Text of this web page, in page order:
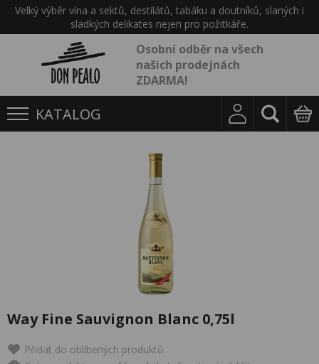
Velký výběr vína a sektů, destilátů, tabáku a doutníků, slaných i
sladkých delikates nejen pro požitkáře.
Osobní odběr na všech
našich prodejnách
ZDARMA!
KATALOG
Way Fine Sauvignon Blanc 0,75l
Přidat do oblíbených produktů